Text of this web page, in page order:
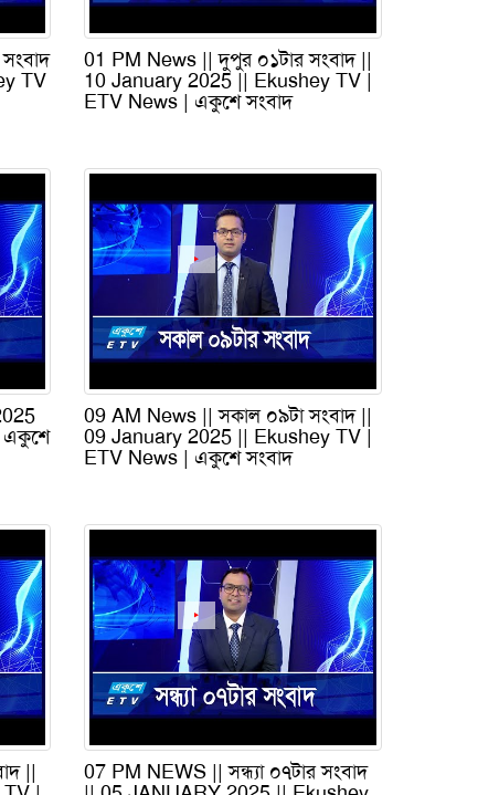
TV
01 PM News || দুপুর ০১টার সংবাদ ||
10 January 2025 || Ekushey TV |
ETV News | একুশে সংবাদ
09 AM News || সকাল ০৯টা সংবাদ ||
09 January 2025 || Ekushey TV |
ETV News | একুশে সংবাদ
|| 07 PM NEWS || সন্ধ্যা ০৭টার সংবাদ